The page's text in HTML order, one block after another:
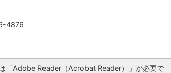
4876
「Adobe Reader（Acrobat Reader）」が必要で